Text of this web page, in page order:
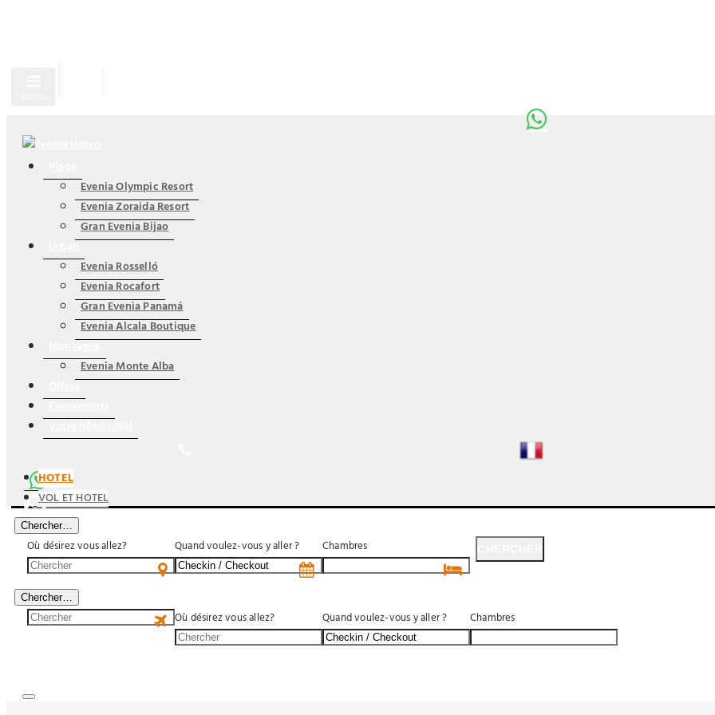
Evenia Olympic Resort
Evenia Zoraida Resort
Gran Evenia Bijao
Evenia Rosselló
Evenia Rocafort
Gran Evenia Panamá
Evenia Alcala Boutique
Evenia Monte Alba
US$
HOTEL
VOL ET HOTEL
Chercher…
Où désirez vous allez? Quand voulez-vous y aller ? Chambres
Chercher…
Où désirez vous allez? Quand voulez-vous y aller ? Chambres